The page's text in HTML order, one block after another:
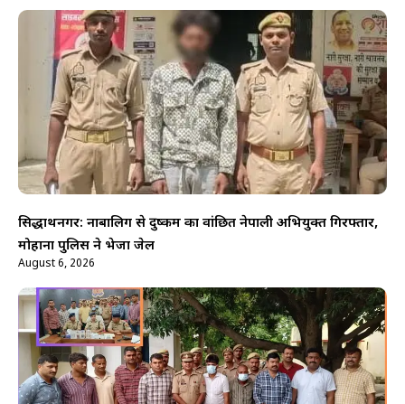
सिद्धार्थनगर: नाबालिग से दुष्कर्म का वांछित नेपाली अभियुक्त गिरफ्तार,
मोहाना पुलिस ने भेजा जेल
August 6, 2026